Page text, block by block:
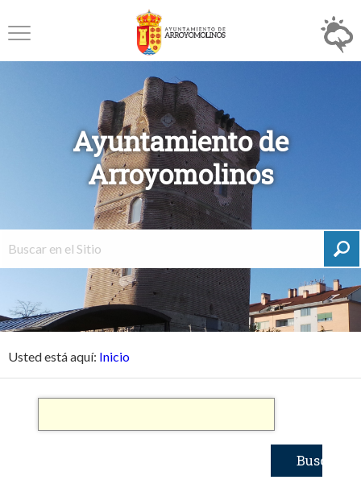
Ayuntamiento de
Arroyomolinos
Usted está aquí: Inicio